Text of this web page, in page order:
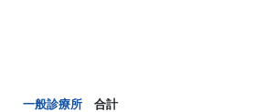
一般診療所 合計